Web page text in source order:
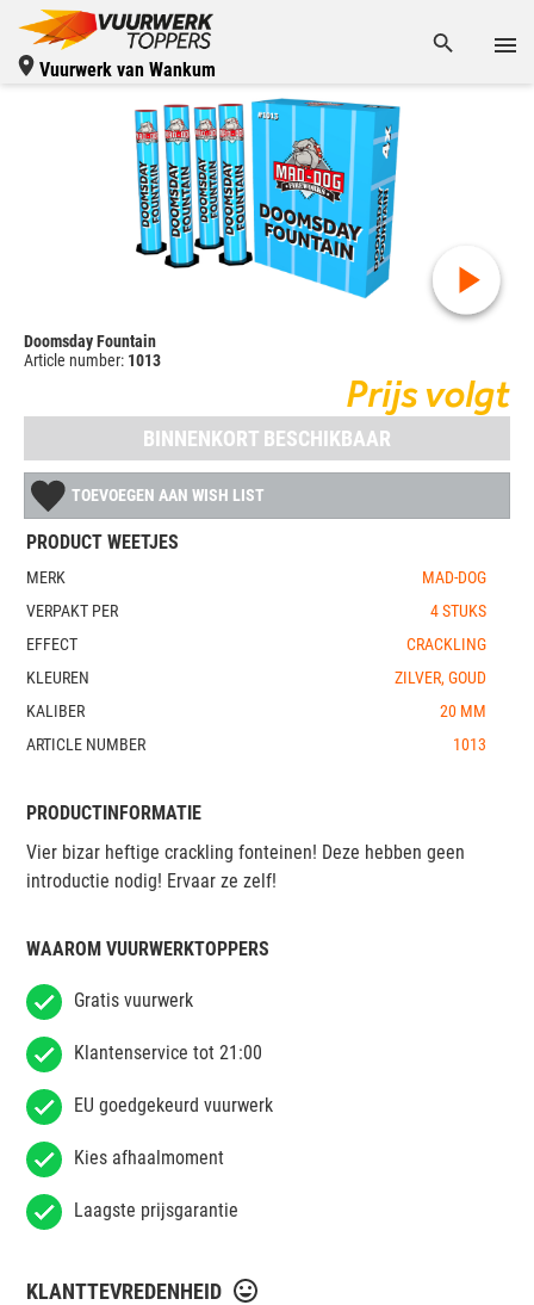
Vuurwerk van Wankum
Doomsday Fountain
Article number: 1013
Prijs volgt
BINNENKORT BESCHIKBAAR
TOEVOEGEN AAN WISH LIST
PRODUCT WEETJES
MERK
MAD-DOG
VERPAKT PER
4 STUKS
EFFECT
CRACKLING
KLEUREN
ZILVER, GOUD
KALIBER
20 MM
ARTICLE NUMBER
1013
PRODUCTINFORMATIE
Vier bizar heftige crackling fonteinen! Deze hebben geen
introductie nodig! Ervaar ze zelf!
WAAROM VUURWERKTOPPERS
Gratis vuurwerk
Klantenservice tot 21:00
EU goedgekeurd vuurwerk
Kies afhaalmoment
Laagste prijsgarantie
KLANTTEVREDENHEID